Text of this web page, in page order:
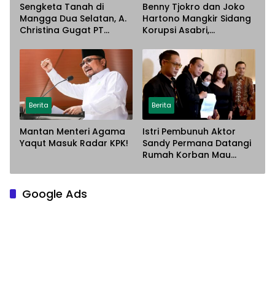
Sengketa Tanah di
Mangga Dua Selatan, A.
Christina Gugat PT
Dugaan Penyerobotan
Lahan
Benny Tjokro dan Joko
Hartono Mangkir Sidang
Korupsi Asabri,
Paksa
Berita
Mantan Menteri Agama
Yaqut Masuk Radar KPK!
Berita
Istri Pembunuh Aktor
Sandy Permana Datangi
Rumah Korban Mau
Google Ads